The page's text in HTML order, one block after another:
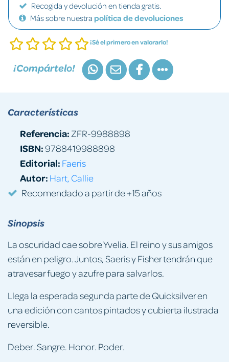
Recogida y devolución en tienda gratis.
Más sobre nuestra política de devoluciones
¡Sé el primero en valorarlo!
¡Compártelo!
Sinopsis
La oscuridad cae sobre Yvelia. El reino y sus amigos
están en peligro. Juntos, Saeris y Fisher tendrán que
atravesar fuego y azufre para salvarlos.
Llega la esperada segunda parte de Quicksilver en
una edición con cantos pintados y cubierta ilustrada
reversible.
Deber. Sangre. Honor. Poder.
Características
Referencia: ZFR-9988898
ISBN:9788419988898
Editorial: Faeris
Autor: Hart, Callie
Recomendado a partir de +15 años